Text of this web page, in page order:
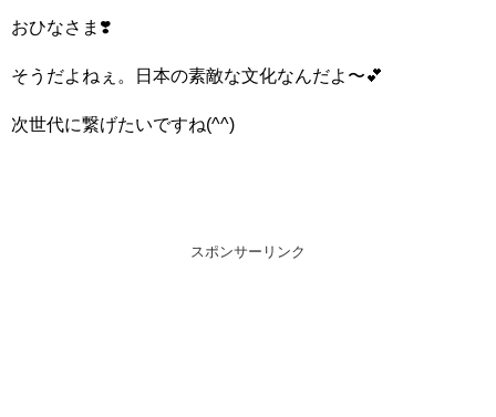
おひなさま❣️
そうだよねぇ。日本の素敵な文化なんだよ〜💕
次世代に繋げたいですね(^^)
スポンサーリンク